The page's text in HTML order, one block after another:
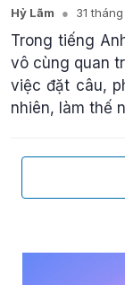
Hỷ Lãm 31
Trong tiếng
vô cùng quan
việc đặt câu,
nhiên, làm thế